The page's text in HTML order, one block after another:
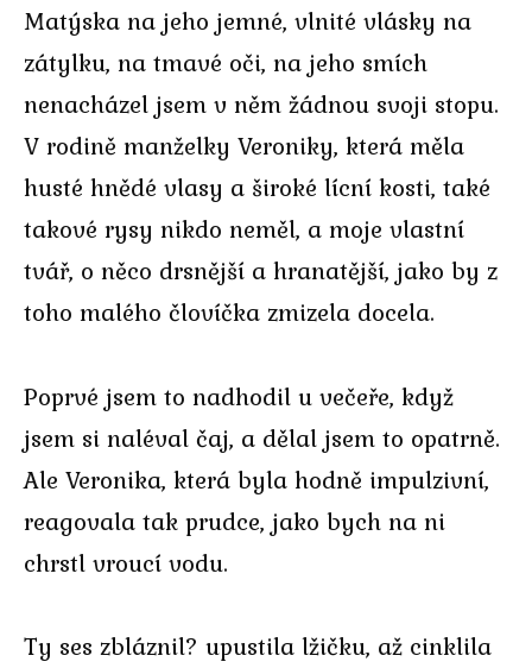
Matýska na jeho jemné, vlnité vlásky na
zátylku, na tmavé oči, na jeho smích
nenacházel jsem v něm žádnou svoji stopu.
V rodině manželky Veroniky, která měla
husté hnědé vlasy a široké lícní kosti, také
takové rysy nikdo neměl, a moje vlastní
tvář, o něco drsnější a hranatější, jako by z
toho malého človíčka zmizela docela.
Poprvé jsem to nadhodil u večeře, když
jsem si naléval čaj, a dělal jsem to opatrně.
Ale Veronika, která byla hodně impulzivní,
reagovala tak prudce, jako bych na ni
chrstl vroucí vodu.
Ty ses zbláznil? upustila lžičku, až cinklila